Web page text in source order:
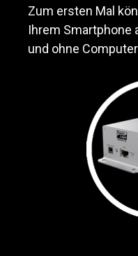
Zum ersten Mal
Ihrem Smartphone
und ohne